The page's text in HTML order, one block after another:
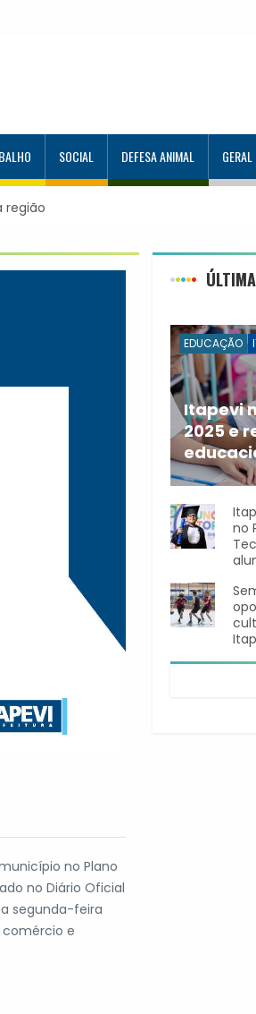
SOCIAL DEFESA ANIMAL GERAL
Tecnologia
no Plano
no Diário Oficial
segunda-feira
comércio e
EDUCAÇÃO
Itapevi
2025 e
A rede
no